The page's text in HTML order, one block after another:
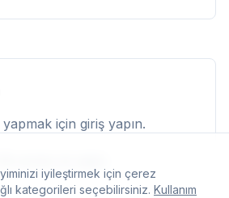
için giriş yapın.
yorumu siz yapın.
iyileştirmek için çerez
kategorileri seçebilirsiniz. Kullanım